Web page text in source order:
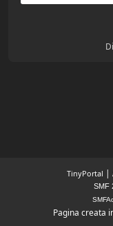
TinyPortal |
SMF
Pagina creata